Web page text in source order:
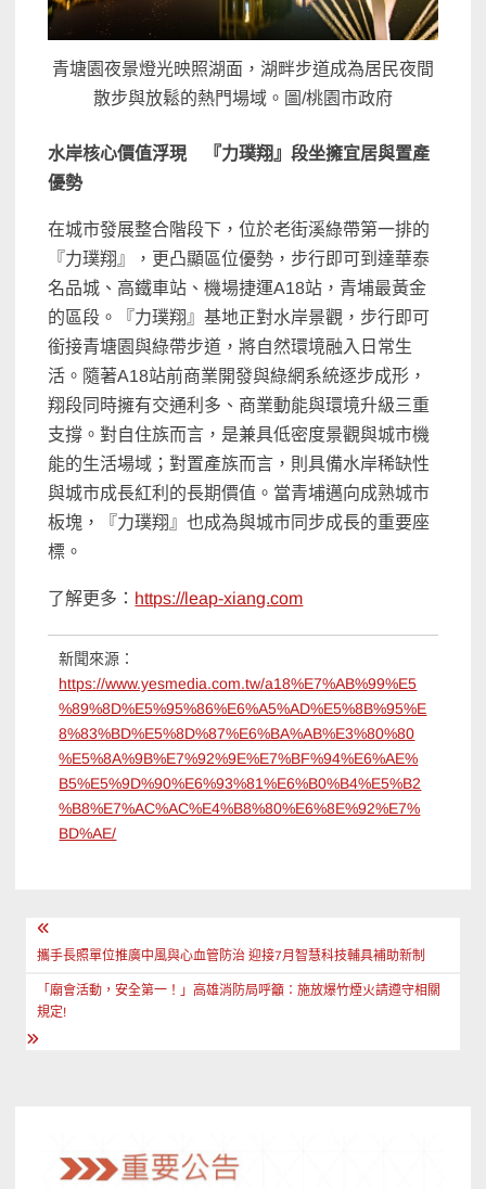
青塘園夜景燈光映照湖面，湖畔步道成為居民夜間
散步與放鬆的熱門場域。圖/桃園市政府
水岸核心價值浮現 『力璞翔』段坐擁宜居與置產
優勢
在城市發展整合階段下，位於老街溪綠帶第一排的
『力璞翔』，更凸顯區位優勢，步行即可到達華泰
名品城、高鐵車站、機場捷運A18站，青埔最黃金
的區段。『力璞翔』基地正對水岸景觀，步行即可
銜接青塘園與綠帶步道，將自然環境融入日常生
活。隨著A18站前商業開發與綠網系統逐步成形，
翔段同時擁有交通利多、商業動能與環境升級三重
支撐。對自住族而言，是兼具低密度景觀與城市機
能的生活場域；對置產族而言，則具備水岸稀缺性
與城市成長紅利的長期價值。當青埔邁向成熟城市
板塊，『力璞翔』也成為與城市同步成長的重要座
標。
了解更多： https://leap-xiang.com
新聞來源：
https://www.yesmedia.com.tw/a18%E7%AB%99%E5
%89%8D%E5%95%86%E6%A5%AD%E5%8B%95%E
8%83%BD%E5%8D%87%E6%BA%AB%E3%80%80
%E5%8A%9B%E7%92%9E%E7%BF%94%E6%AE%
B5%E5%9D%90%E6%93%81%E6%B0%B4%E5%B2
%B8%E7%AC%AC%E4%B8%80%E6%8E%92%E7%
BD%AE/
文
章
導
覽
攜手長照單位推廣中風與心血管防治 迎接7月智慧科技輔具補助新制
「廟會活動，安全第一！」高雄消防局呼籲：施放爆竹煙火請遵守相關
規定!